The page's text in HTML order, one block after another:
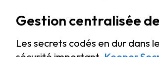
Gestion centralisée
Les secrets codés en dur dans